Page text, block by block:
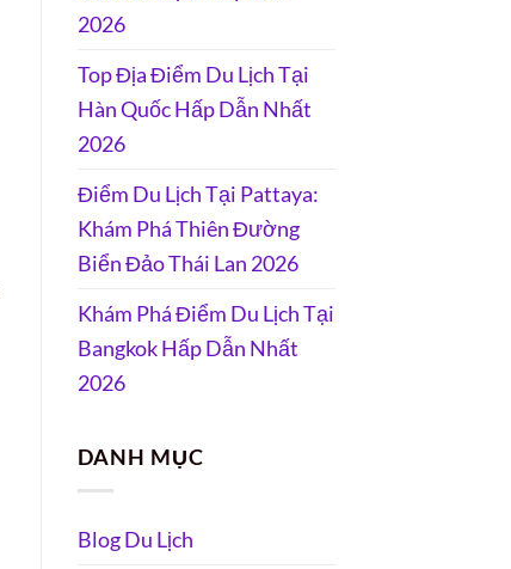
2026
Top Địa Điểm Du Lịch Tại
Hàn Quốc Hấp Dẫn Nhất
2026
Điểm Du Lịch Tại Pattaya:
Khám Phá Thiên Đường
Biển Đảo Thái Lan 2026
Khám Phá Điểm Du Lịch Tại
Bangkok Hấp Dẫn Nhất
2026
DANH MỤC
Blog Du Lịch